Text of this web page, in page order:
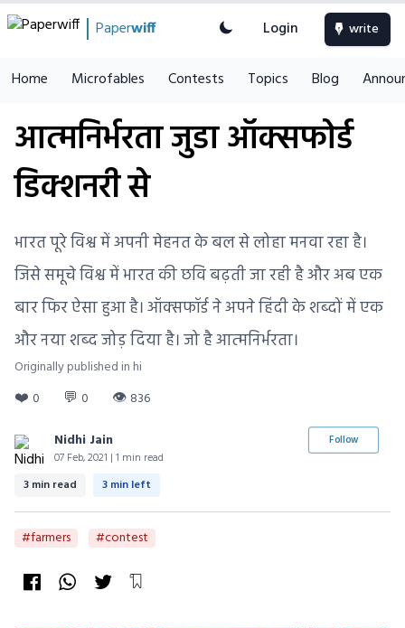
Paperwiff Login write
Home Microfables Contests Topics Blog
आत्मनिर्भरता जुडा ऑक्सफोर्ड
डिक्शनरी से
भारत पूरे विश्व में अपनी मेहनत के बल से लोहा मनवा रहा है।
जिसे समूचे विश्व में भारत की छवि बढ़ती जा रही है और अब एक
बार फिर ऐसा हुआ है। ऑक्‍सफॉर्ड ने अपने हिंदी के शब्‍दों में एक
और नया शब्‍द जोड़ दिया है। जो है आत्‍मनिर्भरता।
Originally published in hi
❤️ 0 💬 0 👁 836
Nidhi Jain
07 Feb, 2021 | 1 min read
Follow
3 min read 3 min left
#farmers #contest